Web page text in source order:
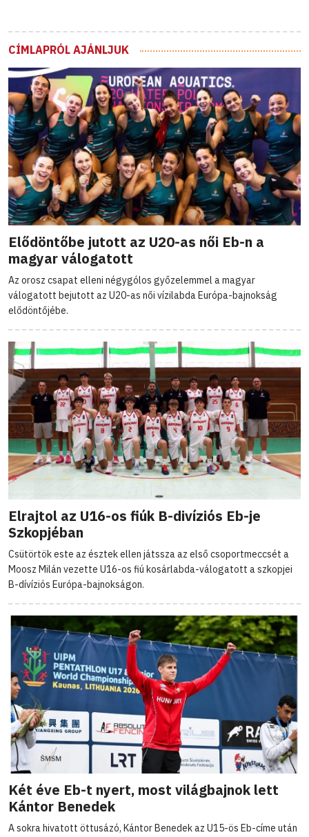
CÍMLAPRÓL AJÁNLJUK
Elődöntőbe jutott az U20-as női Eb-n a
magyar válogatott
Az orosz csapat elleni négygólos győzelemmel a magyar
válogatott bejutott az U20-as női vízilabda Európa-bajnokság
elődöntőjébe.
Elrajtol az U16-os fiúk B-divíziós Eb-je
Szkopjéban
Csütörtök este az észtek ellen játssza az első csoportmeccsét a
Moosz Milán vezette U16-os fiú kosárlabda-válogatott a szkopjei
B-dívíziós Európa-bajnokságon.
Két éve Eb-t nyert, most világbajnok lett
Kántor Benedek
A sokra hivatott öttusázó, Kántor Benedek az U15-ös Eb-címe után